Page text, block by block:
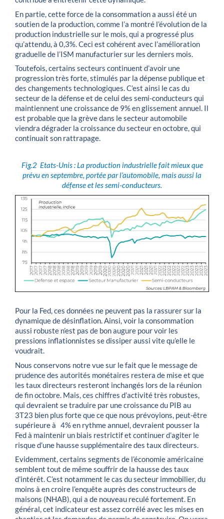
En partie, cette force de la consommation a aussi été un
soutien de la production, comme l’a montré l’évolution de la
production industrielle sur le mois, qui a progressé plus
qu’attendu, à 0,3%. Ceci est cohérent avec l’amélioration
graduelle de l’ISM manufacturier sur les derniers mois.
Toutefois, certains secteurs continuent d’avoir une
progression très forte, stimulés par la dépense publique et
des changements technologiques. C’est ainsi le cas du
secteur de la défense et de celui des semi-conducteurs qui
maintiennent une croissance de 9% en glissement annuel. Il
est probable que la grève dans le secteur automobile
viendra dégrader la croissance du secteur en octobre, qui
continuait son rattrapage.
Fig.2 Etats-Unis : La production industrielle fait mieux que
prévu en septembre, portée par l’automobile, mais aussi la
défense et les semi-conducteurs.
Pour la Fed, ces données ne peuvent pas la rassurer sur la
dynamique de désinflation. Ainsi, voir la consommation
aussi robuste n’est pas de bon augure pour voir les
pressions inflationnistes se dissiper aussi vite qu’elle le
voudrait.
Nous conservons notre vue sur le fait que le message de
prudence des autorités monétaires restera de mise et que
les taux directeurs resteront inchangés lors de la réunion
de fin octobre. Mais, ces chiffres d’activité très robustes,
qui devraient se traduire par une croissance du PIB au
3T23 bien plus forte que ce que nous prévoyions, peut-être
supérieure à 4% en rythme annuel, devraient pousser la
Fed à maintenir un biais restrictif et continuer d’agiter le
risque d’une hausse supplémentaire des taux directeurs.
Evidemment, certains segments de l’économie américaine
semblent tout de même souffrir de la hausse des taux
d’intérêt. C’est notamment le cas du secteur immobilier, du
moins à en croire l’enquête auprès des constructeurs de
maisons (NHAB), qui a de nouveau reculé fortement. En
général, cet indicateur est assez corrélé avec les mises en